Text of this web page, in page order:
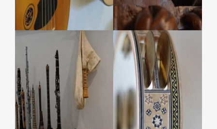
ΔΙΔΑΚΤΟΡΙΚΑ
ΕΚΠΑΙΔΕΥΤΙΚΑ ΙΔΡΥΜΑΤΑ
ΠΟΛΙΤΙΣΤΙΚΟΙ ΦΟΡΕΙΣ
ΧΩΡΟΙ ΤΕΧΝΗΣ